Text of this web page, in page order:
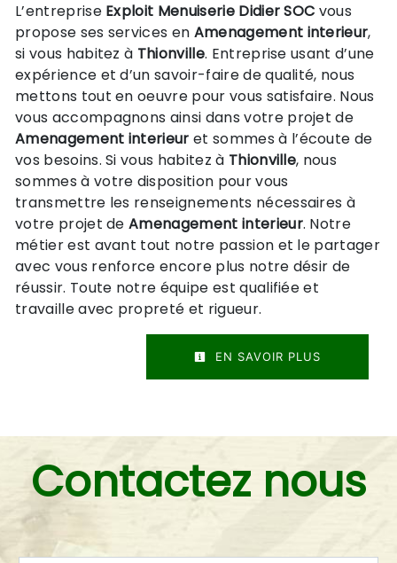
L’entreprise Exploit Menuiserie Didier SOC vous
propose ses services en Amenagement interieur,
si vous habitez à Thionville. Entreprise usant d’une
expérience et d’un savoir-faire de qualité, nous
mettons tout en oeuvre pour vous satisfaire. Nous
vous accompagnons ainsi dans votre projet de
Amenagement interieur et sommes à l’écoute de
vos besoins. Si vous habitez à Thionville, nous
sommes à votre disposition pour vous
transmettre les renseignements nécessaires à
votre projet deAmenagement interieur. Notre
métier est avant tout notre passion et le partager
avec vous renforce encore plus notre désir de
réussir. Toute notre équipe est qualifiée et
travaille avec propreté et rigueur.
EN SAVOIR PLUS
Contactez nous